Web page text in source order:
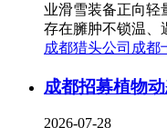
业滑雪装备正向轻
存在臃肿不锁温、
成都猎头公司 成都
成都招募植物
2026-07-28